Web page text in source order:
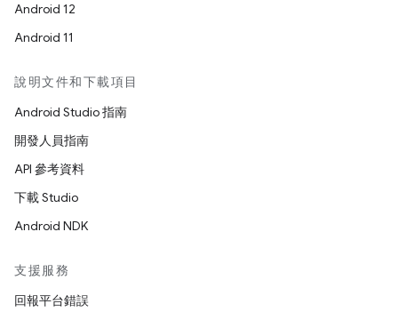
Android 12
Android 11
說明文件和下載項目
Android Studio 指南
開發人員指南
API 參考資料
下載 Studio
Android NDK
支援服務
回報平台錯誤